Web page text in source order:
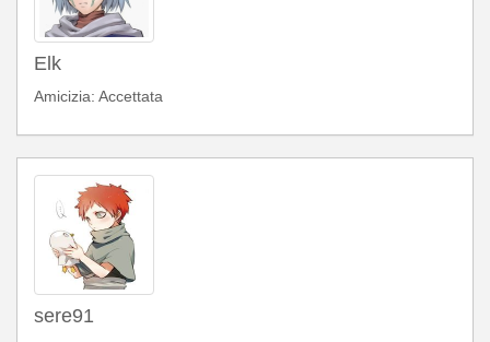
Elk
Amicizia: Accettata
sere91